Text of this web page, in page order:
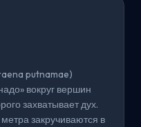
putnamae)
вокруг вершин
захватывает дух.
закручиваются в